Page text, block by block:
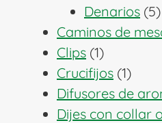
Denarios 55
Caminos de
Clips 11
producto
Crucifijos 11
Difusores de
Dijes con collar